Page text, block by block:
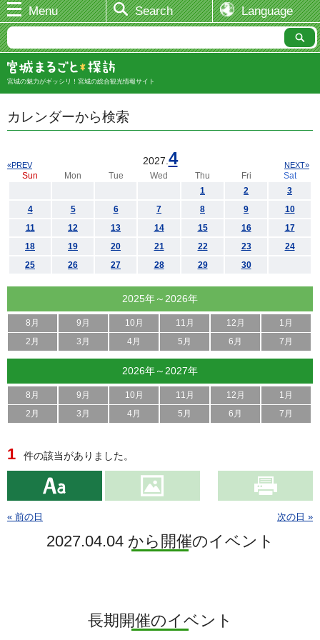
Menu Search Language
宮城の魅力がギッシリ！宮城の総合観光情報サイト
カレンダーから検索
2027. 4
«PREV NEXT»
Sun Mon Tue Wed Thu Fri
Sat
1
2
3
4
5 6 7 8 9
10
11
12 13 14 15 16
17
18
19 20 21 22 23
24
25
26 27 28 29 30
2025年～2026年
8月 9月 10月 11月 12月
1月
2月
3月 4月 5月 6月 7月
2026年～2027年
8月 9月 10月 11月 12月
1月
2月
3月 4月 5月 6月 7月
1 件の該当がありました。
« 前の日 次の日 »
2027.04.04 から開催のイベント
長期開催のイベント